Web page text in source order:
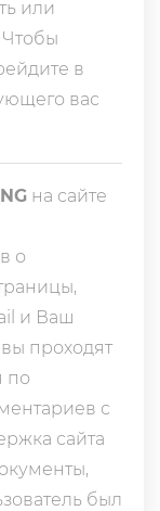
или
в
вас
на сайте
о
и Ваш
проходят
по
с
сайта
был